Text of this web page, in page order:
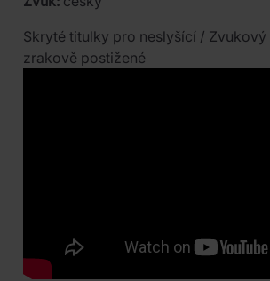
Skryté titulky pro neslyšící /
zrakově postižené